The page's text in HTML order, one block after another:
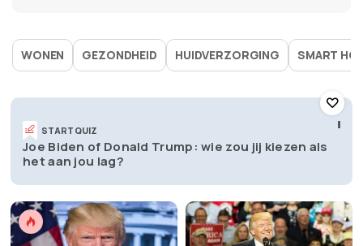
WONEN GEZONDHEID HUIDVERZORGING SMART
START QUIZ
Joe Biden of Donald Trump: wie zou jij kiezen als
het aan jou lag?